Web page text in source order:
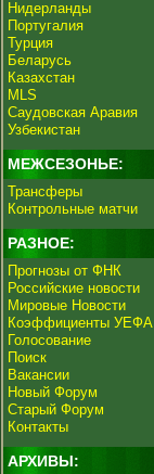
Нидерланды
Португалия
Турция
Беларусь
Казахстан
MLS
Саудовская Аравия
Узбекистан
МЕЖСЕЗОНЬЕ:
Трансферы
Контрольные матчи
РАЗНОЕ:
Прогнозы от ФНК
Российские новости
Мировые Новости
Коэффициенты УЕФА
Голосование
Поиск
Вакансии
Новый Форум
Старый Форум
Контакты
АРХИВЫ: